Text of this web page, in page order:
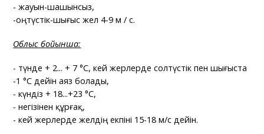
- жауын-шашынсыз,
-оңтүстік-шығыс жел 4-9 м / с.
Облыс бойынша:
- түнде + 2... + 7 °C, кей жерлерде солтүстік пен шығыста
-1 °C дейін аяз болады,
- күндіз + 18...+23 °C,
- негізінен құрғақ,
- кей жерлерде желдің екпіні 15-18 м/с дейін.